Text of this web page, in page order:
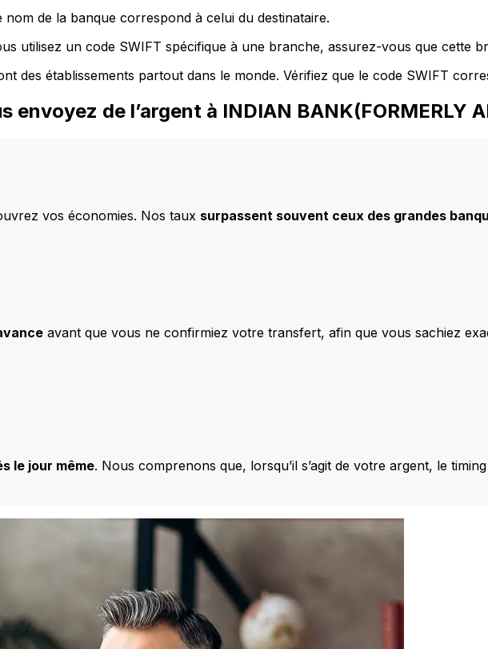
nom de la banque correspond à celui du destinataire.
utilisez un code SWIFT spécifique à une branche, assurez-vous que cette
des établissements partout dans le monde. Vérifiez que le code SWIFT
envoyez de l’argent à INDIAN BANK(FORMERLY
vos économies. Nos taux surpassent souvent ceux des grandes
avant que vous ne confirmiez votre transfert, afin que vous sachiez
le jour même. Nous comprenons que, lorsqu’il s’agit de votre argent, le